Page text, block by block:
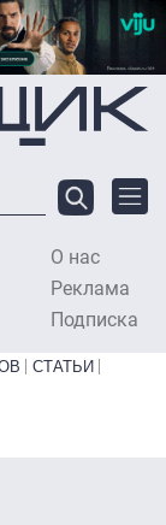
О нас
Реклама
Подписка
СТАТЬИ